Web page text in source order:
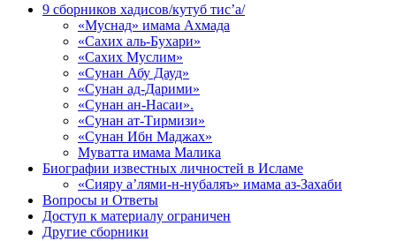
9 сборников хадисов/кутуб тис’а/
«Муснад» имама Ахмада
«Сахих аль-Бухари»
«Сахих Муслим»
«Сунан Абу Дауд»
«Сунан ад-Дарими»
«Сунан ан-Насаи».
«Сунан ат-Тирмизи»
«Сунан Ибн Маджах»
Муватта имама Малика
Биографии известных личностей в Исламе
«Сияру а’лями-н-нубаляъ» имама аз-Захаби
Вопросы и Ответы
Доступ к материалу ограничен
Другие сборники